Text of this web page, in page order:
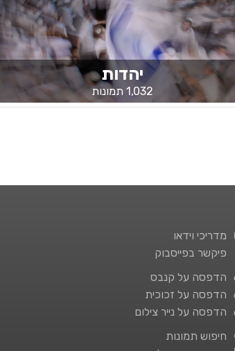
יהדות
1,032 תמונות
מדריכי וידאו
פיקשר בפייסבוק
הדפסה על קנבס
הדפסה על זכוכית
הדפסה על נייר צילום
חיפוש תמונות